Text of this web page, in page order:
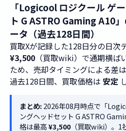
「Logicool ロジクール ゲ
ト G ASTRO Gaming A10
ータ（過去128日間）
買取Xが記録した128日分の日次
¥3,500 （買取wiki）で通期横ば
ため、売却タイミングによる差
過去128日間、買取価格は 安定
まとめ:2026年08月時点で「
ングヘッドセット G ASTRO
格は最高¥3,500（買取wiki）。1